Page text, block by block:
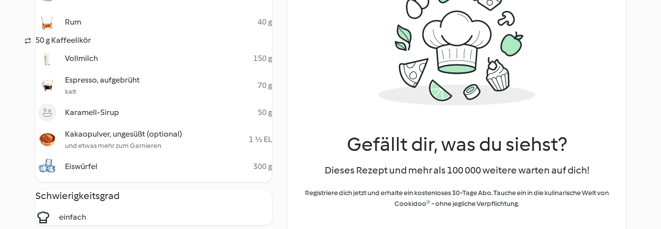
Rum
40 g
50 g Kaffeelikör
Vollmilch
150 g
Espresso, aufgebrüht
kalt
70 g
Karamell-Sirup 50 g
Kakaopulver, ungesüßt (optional)
und etwas mehr zum Garnieren
1 ½ EL
Eiswürfel 300 g
Schwierigkeitsgrad
einfach
Gefällt dir, was du siehst?
Dieses Rezept und mehr als 100 000 weitere warten auf dich!
Registriere dich jetzt und erhalte ein kostenloses 30-Tage Abo. Tauche ein in die kulinarische Welt von
Cookidoo® - ohne jegliche Verpflichtung.